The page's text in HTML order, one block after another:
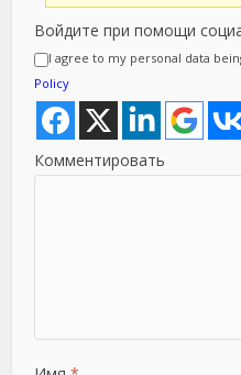
Войдите при помощи
I agree to my personal data
Policy
Комментировать